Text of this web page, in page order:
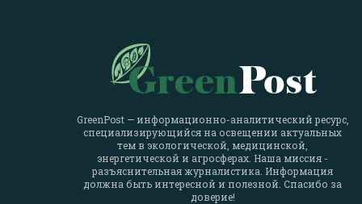
GreenPost — информационно-аналитический ресурс,
специализирующийся на освещении актуальных
тем в экологической, медицинской,
энергетической и агросферах. Наша миссия -
разъяснительная журналистика. Информация
должна быть интересной и полезной. Спасибо за
доверие!